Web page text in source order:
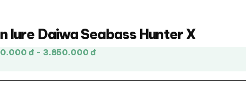
lure Daiwa Seabass Hunter X
đ - 3.850.000 đ